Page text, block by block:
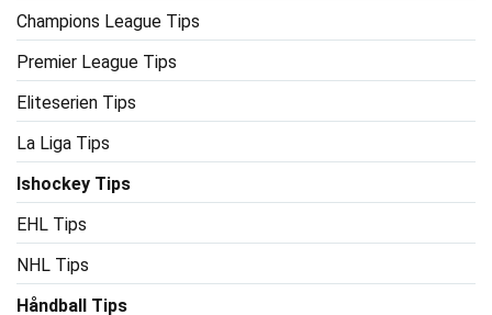
Champions League Tips
Premier League Tips
Eliteserien Tips
La Liga Tips
Ishockey Tips
EHL Tips
NHL Tips
Håndball Tips